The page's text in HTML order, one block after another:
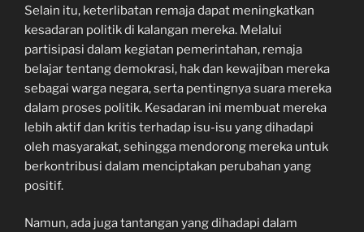
Selain itu, keterlibatan remaja dapat meningkatkan
kesadaran politik di kalangan mereka. Melalui
partisipasi dalam kegiatan pemerintahan, remaja
belajar tentang demokrasi, hak dan kewajiban mereka
sebagai warga negara, serta pentingnya suara mereka
dalam proses politik. Kesadaran ini membuat mereka
lebih aktif dan kritis terhadap isu-isu yang dihadapi
oleh masyarakat, sehingga mendorong mereka untuk
berkontribusi dalam menciptakan perubahan yang
positif.
Namun, ada juga tantangan yang dihadapi dalam